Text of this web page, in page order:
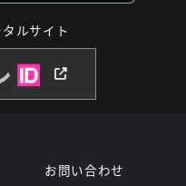
ルサイト
お問い合わせ